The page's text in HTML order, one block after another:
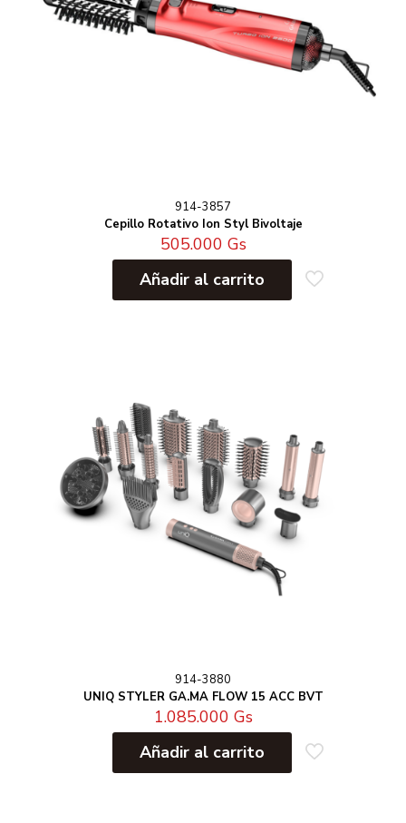
914-3857
Cepillo Rotativo Ion Styl Bivoltaje
505.000 Gs
Añadir al carrito
914-3880
UNIQ STYLER GA.MA FLOW 15 ACC BVT
1.085.000 Gs
Añadir al carrito